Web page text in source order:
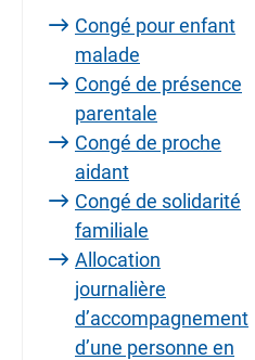
Congé pour enfant
malade
Congé de présence
parentale
Congé de proche
aidant
Congé de solidarité
familiale
Allocation
journalière
d’accompagnement
d’une personne en